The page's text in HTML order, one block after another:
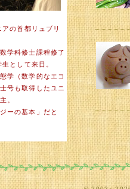
の首都リュブリ
学科修士課程修了
として来日。
学（数学的なエコ
号も取得したユニ
。
ーの基本」だと